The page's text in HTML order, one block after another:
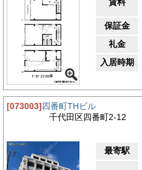
賃料
保証金
礼金
入居時期
[073003]四番町THビル
千代田区四番町2-12
最寄駅